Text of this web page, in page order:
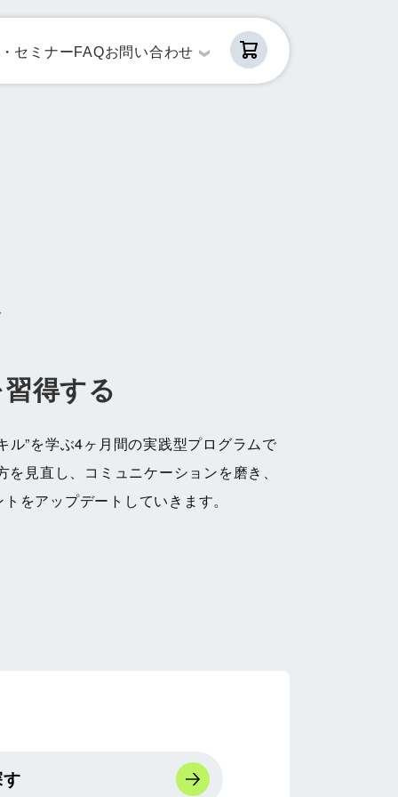
セミナーFAQお問い合わせ
得する
ル”を学ぶ4ヶ月間の実践型プログラムで
見直し、コミュニケーションを磨き、
をアップデートしていきます。